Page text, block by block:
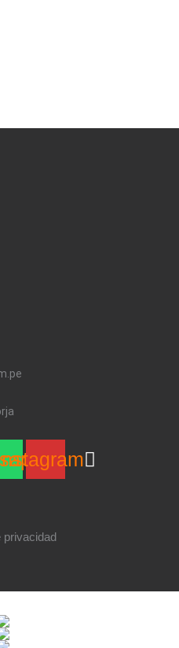
privacidad